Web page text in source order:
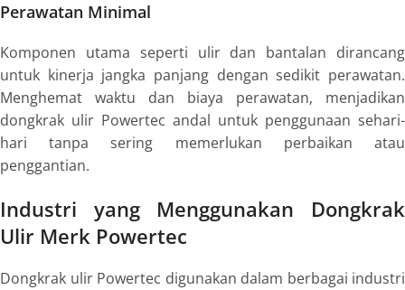
Perawatan Minimal
Komponen utama seperti ulir dan bantalan dirancang
untuk kinerja jangka panjang dengan sedikit perawatan.
Menghemat waktu dan biaya perawatan, menjadikan
dongkrak ulir Powertec andal untuk penggunaan sehari-
hari tanpa sering memerlukan perbaikan atau
penggantian.
Industri yang Menggunakan Dongkrak
Ulir Merk Powertec
Dongkrak ulir Powertec digunakan dalam berbagai industri